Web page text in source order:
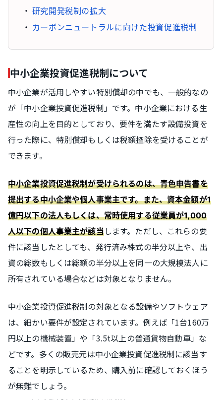
研究開発税制の拡大
カーボンニュートラルに向けた投資促進税制
中小企業投資促進税制について
中小企業が活用しやすい特別償却の中でも、一般的なの
が「中小企業投資促進税制」です。中小企業における生
産性の向上を目的としており、要件を満たす設備投資を
行った際に、特別償却もしくは税額控除を受けることが
できます。
中小企業投資促進税制が受けられるのは、青色申告書を
提出する中小企業や個人事業主です。また、資本金額が1
億円以下の法人もしくは、常時使用する従業員が1,000
人以下の個人事業主が該当します。ただし、これらの要
件に該当したとしても、発行済み株式の半分以上や、出
資の総数もしくは総額の半分以上を同一の大規模法人に
所有されている場合などは対象となりません。
中小企業投資促進税制の対象となる設備やソフトウェア
は、細かい要件が設定されています。例えば「1台160万
円以上の機械装置」や「3.5t以上の普通貨物自動車」な
どです。多くの販売元は中小企業投資促進税制に該当す
ることを明示しているため、購入前に確認しておくほう
が無難でしょう。